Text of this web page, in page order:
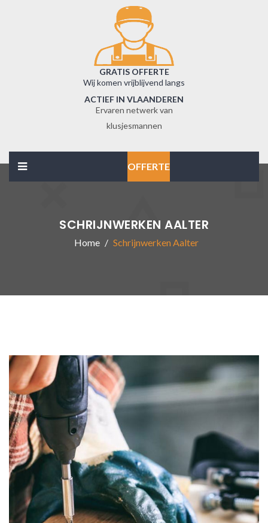
GRATIS OFFERTE
Wij komen vrijblijvend langs
ACTIEF IN VLAANDEREN
Ervaren netwerk van
klusjesmannen
OFFERTE
SCHRIJNWERKEN AALTER
Home Schrijnwerken Aalter